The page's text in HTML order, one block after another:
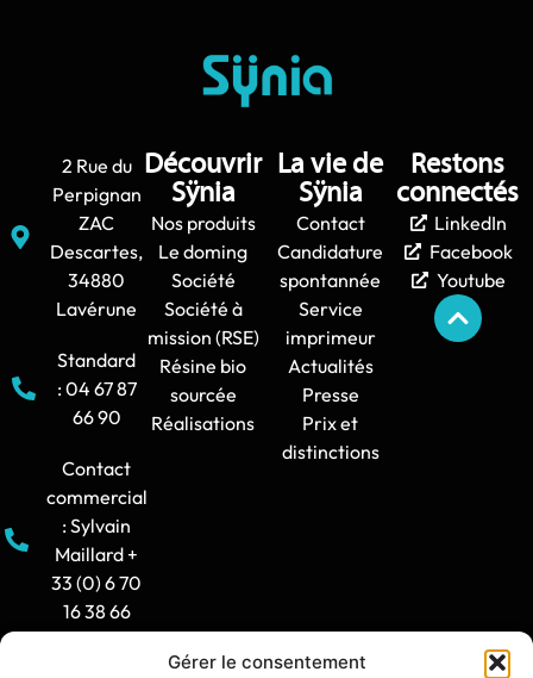
Gérer le consentement
2 Rue du
Perpignan
ZAC
Descartes,
34880
Lavérune
Standard
: 04 67 87
66 90
Contact
commercial
: Sylvain
Maillard +
33 (0) 6 70
16 38 66
Découvrir
Sÿnia
Nos produits
Le doming
Société
Société à
mission (RSE)
Résine bio
sourcée
Réalisations
La vie de
Sÿnia
Contact
Candidature
spontannée
Service
imprimeur
Actualités
Presse
Prix et
distinctions
Restons
connectés
LinkedIn
Facebook
Youtube